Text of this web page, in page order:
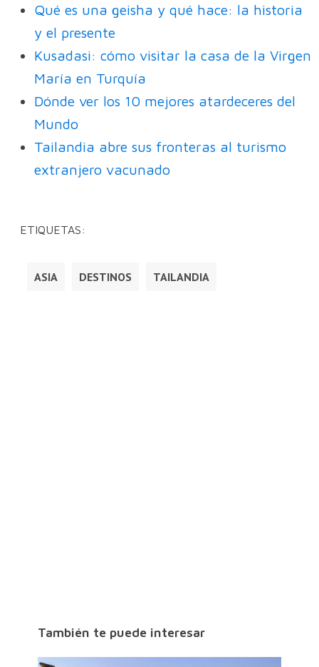
Qué es una geisha y qué hace: la historia
y el presente
Kusadasi: cómo visitar la casa de la Virgen
María en Turquía
Dónde ver los 10 mejores atardeceres del
Mundo
Tailandia abre sus fronteras al turismo
extranjero vacunado
ETIQUETAS:
ASIA DESTINOS TAILANDIA
También te puede interesar